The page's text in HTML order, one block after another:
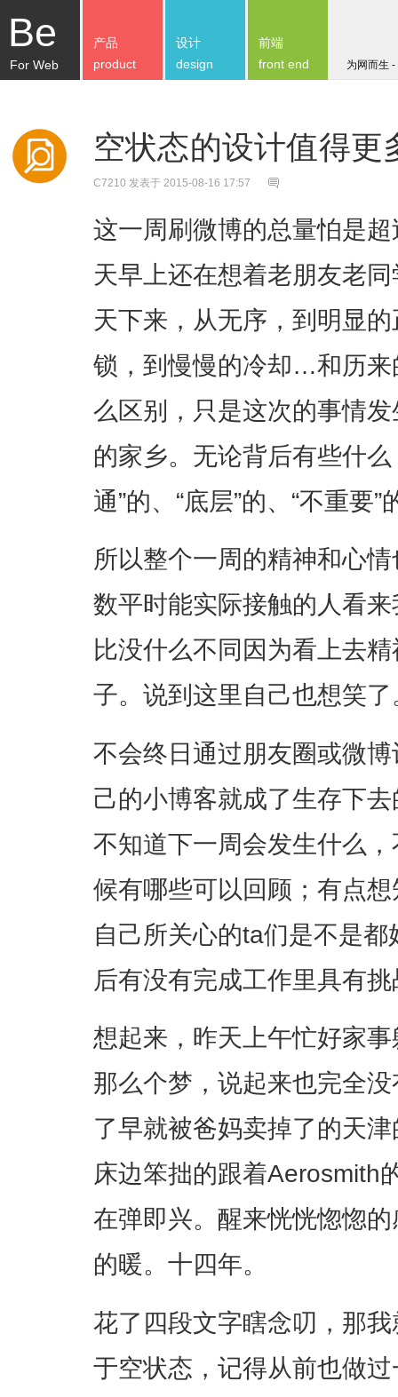
Be
For Web 为网而生
产品
product
设计
design
前端
front end
空状态的设计值得更
C7210 发表于 2015-08-16 17:57
这一周刷微博的总量怕是
天早上还在想着老朋友老
天下来，从无序，到明显
锁，到慢慢的冷却…和历
么区别，只是这次的事情
的家乡。无论背后有些什
通”的、“底层”的、“不重要
所以整个一周的精神和心
数平时能实际接触的人看
比没什么不同因为看上去
子。说到这里自己也想笑了
不会终日通过朋友圈或微
己的小博客就成了生存下
不知道下一周会发生什么
候有哪些可以回顾；有点
自己所关心的ta们是不是
后有没有完成工作里具有
想起来，昨天上午忙好家
那么个梦，说起来也完全
了早就被爸妈卖掉了的天
床边笨拙的跟着Aerosmith
在弹即兴。醒来恍恍惚惚
的暖。十四年。
花了四段文字瞎念叨，那
于空状态，记得从前也做